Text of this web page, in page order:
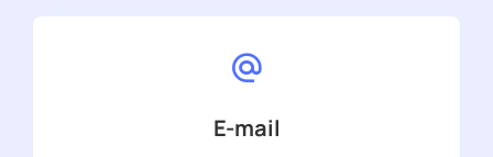
E-mail